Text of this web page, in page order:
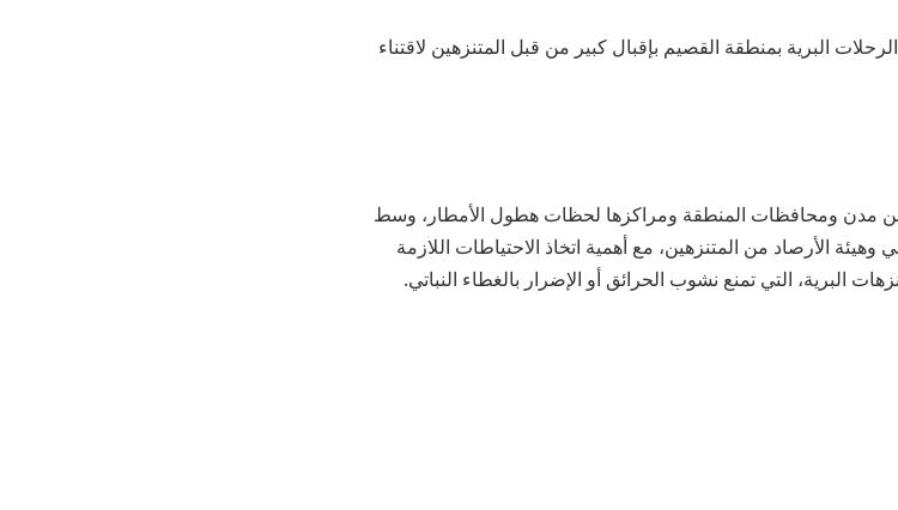
البرية بمنطقة القصيم بإقبال كبير من قبل المتنزهين لاقتناء
مدن ومحافظات المنطقة ومراكزها لحظات هطول الأمطار، وسط
وهيئة الأرصاد من المتنزهين، مع أهمية اتخاذ الاحتياطات اللازمة
البرية، التي تمنع نشوب الحرائق أو الإضرار بالغطاء النباتي.